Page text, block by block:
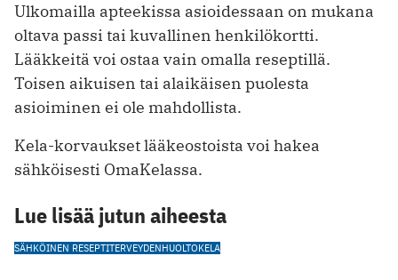
Ulkomailla apteekissa asioidessaan on mukana
oltava passi tai kuvallinen henkilökortti.
Lääkkeitä voi ostaa vain omalla reseptillä.
Toisen aikuisen tai alaikäisen puolesta
asioiminen ei ole mahdollista.
Kela-korvaukset lääkeostoista voi hakea
sähköisesti OmaKelassa.
Lue lisää jutun aiheesta
SÄHKÖINEN RESEPTITERVEYDENHUOLTOKELA